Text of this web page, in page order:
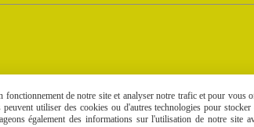
de notre site et analyser notre trafic et pour vous
utiliser des cookies ou d'autres technologies pour
également des informations sur l'utilisation de notre site